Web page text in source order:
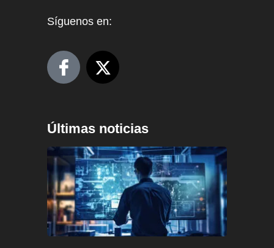
Síguenos en:
Últimas noticias